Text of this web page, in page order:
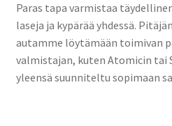
Paras tapa varmistaa
laseja ja kypärää yhdessä.
autamme löytämään toimivan
valmistajan, kuten Atomicin
yleensä suunniteltu sopimaan